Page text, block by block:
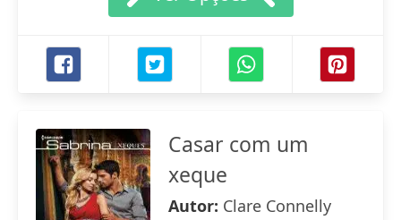
Casar com um
xeque
Autor: Clare Connelly